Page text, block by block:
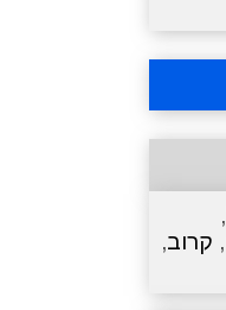
,
, קרוב,